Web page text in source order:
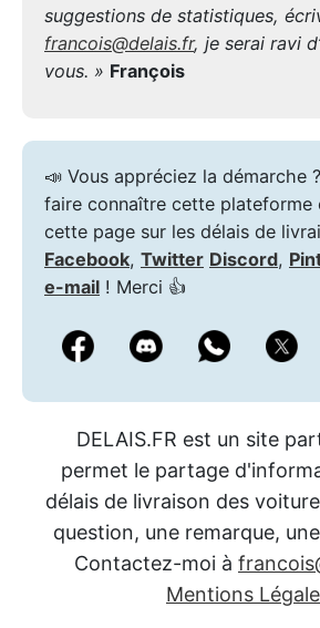
suggestions de statistiques,
francois@delais.fr, je serai ravi
vous. » François
📣 Vous appréciez la démarche
faire connaître cette plateforme
cette page sur les délais de
Facebook, Twitter Discord,
e-mail ! Merci 👍
DELAIS.FR est un site
permet le partage
délais de livraison des
question, une remarque,
Contactez-moi à
Mentions